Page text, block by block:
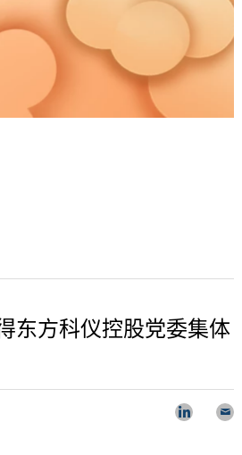
东方科仪控股党委集体